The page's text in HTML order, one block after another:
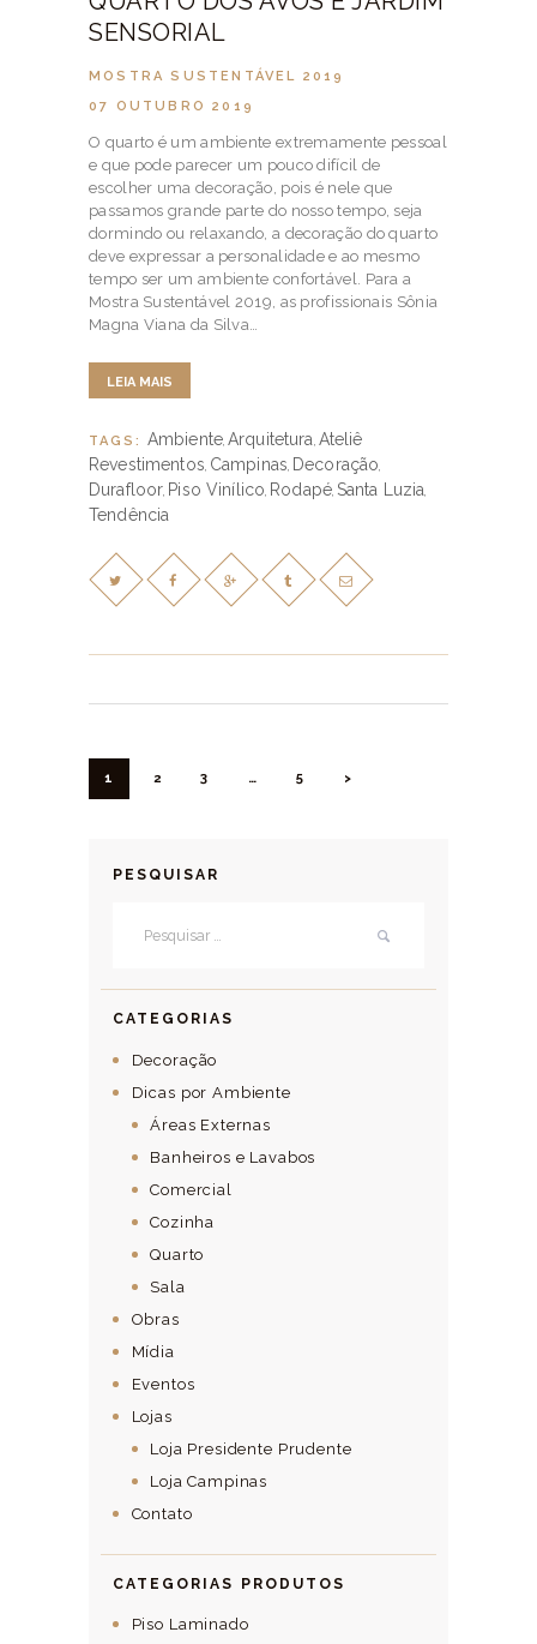
SENSORIAL
MOSTRA SUSTENTÁVEL 2019
07 OUTUBRO 2019
O quarto é um ambiente extremamente pessoal
e que pode parecer um pouco difícil de
escolher uma decoração, pois é nele que
passamos grande parte do nosso tempo, seja
dormindo ou relaxando, a decoração do quarto
deve expressar a personalidade e ao mesmo
tempo ser um ambiente confortável. Para a
Mostra Sustentável 2019, as profissionais Sônia
Magna Viana da Silva…
LEIA MAIS
TAGS: Ambiente,Arquitetura, Ateliê
Revestimentos, Campinas, Decoração,
Durafloor, Piso Vinílico, Rodapé, Santa Luzia,
Tendência
PAGE
1 PAGE
2 PAGE
3 … PAGE
5 >
PESQUISAR
CATEGORIAS
Decoração
Dicas por Ambiente
Áreas Externas
Banheiros e Lavabos
Comercial
Cozinha
Quarto
Sala
Obras
Mídia
Eventos
Lojas
Loja Presidente Prudente
Loja Campinas
Contato
CATEGORIAS PRODUTOS
Piso Laminado